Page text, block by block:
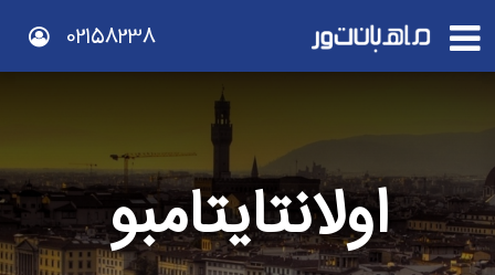
02158238
اولانتایتامبو